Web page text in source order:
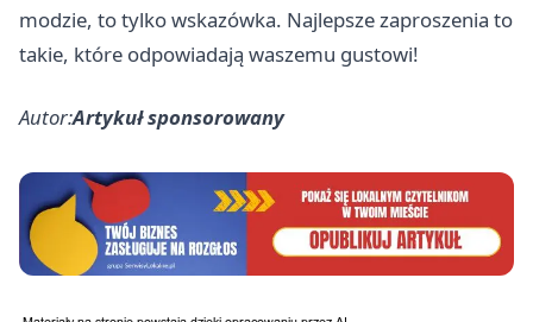
modzie, to tylko wskazówka. Najlepsze zaproszenia to
takie, które odpowiadają waszemu gustowi!
Autor:Artykuł sponsorowany